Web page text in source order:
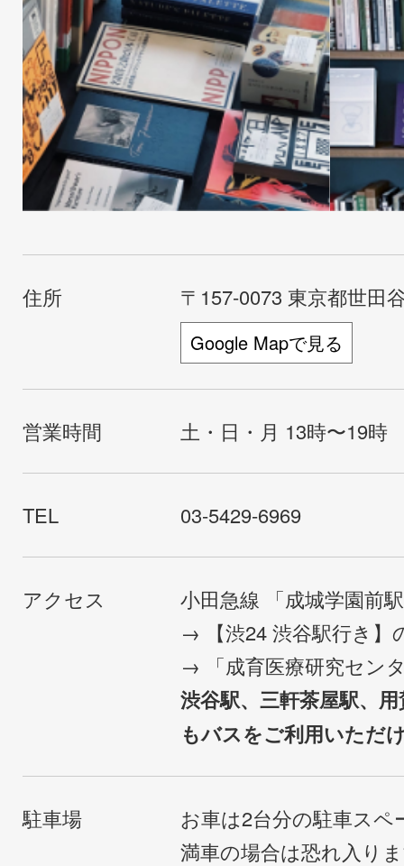
住所 〒157-0073 東京都世田
Google Mapで見る
営業時間 土・日・月 13時〜19時
TEL 03-5429-6969
アクセス
小田急線 「成城学園前
→ 【渋24 渋谷駅行き】
→ 「成育医療研究セン
渋谷駅、三軒茶屋駅、
もバスをご利用いただ
駐車場
お車は2台分の駐車ス
満車の場合は恐れ入り